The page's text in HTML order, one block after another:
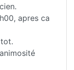
apres ca